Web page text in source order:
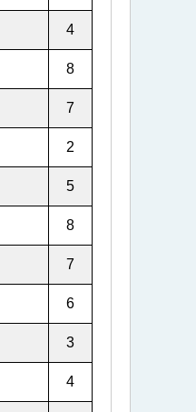
4
8
7
2
5
8
7
6
3
4